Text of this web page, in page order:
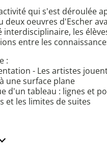
qui s'est déroulée
deux oeuvres d'Escher
interdisciplinaire, les
entre les
:
- Les artistes
une surface plane
d'un tableau : lignes et
et les limites de suites